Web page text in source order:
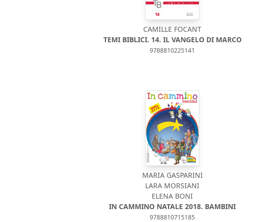
CAMILLE FOCANT
TEMI BIBLICI. 14. IL VANGELO DI MARCO
9788810225141
MARIA GASPARINI
LARA MORSIANI
ELENA BONI
IN CAMMINO NATALE 2018. BAMBINI
9788810715185